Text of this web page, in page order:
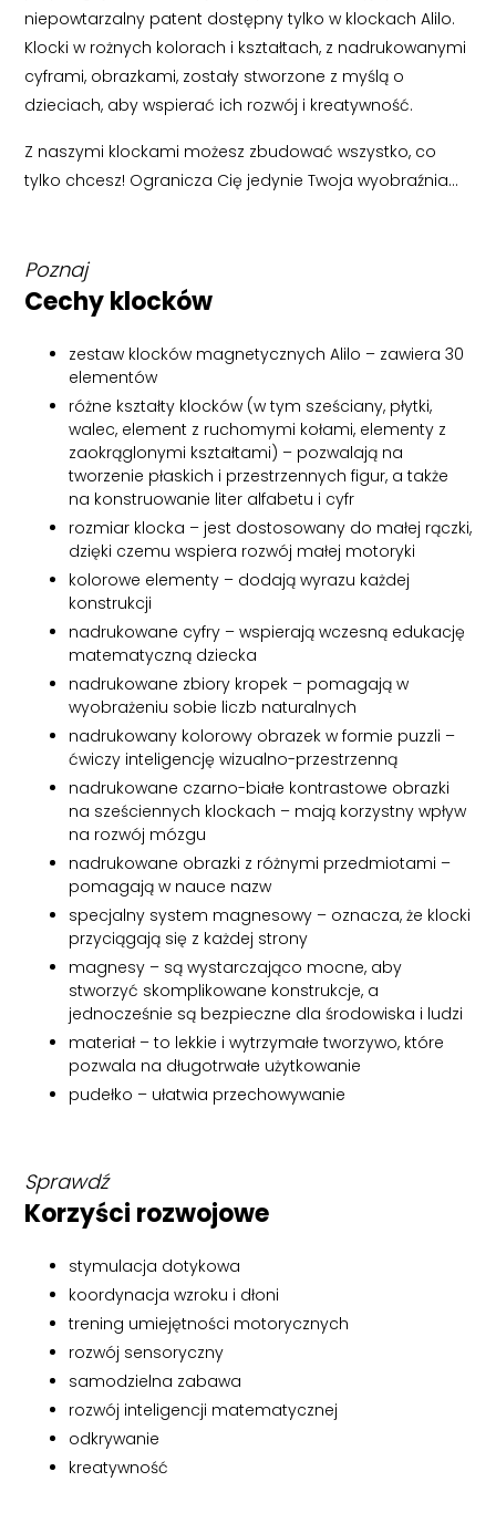
niepowtarzalny patent dostępny tylko w klockach Alilo.
Klocki w rożnych kolorach i kształtach, z nadrukowanymi
cyframi, obrazkami, zostały stworzone z myślą o
dzieciach, aby wspierać ich rozwój i kreatywność.
Z naszymi klockami możesz zbudować wszystko, co
tylko chcesz! Ogranicza Cię jedynie Twoja wyobraźnia…
Poznaj
Cechy klocków
zestaw klocków magnetycznych Alilo – zawiera 30
elementów
różne kształty klocków (w tym sześciany, płytki,
walec, element z ruchomymi kołami, elementy z
zaokrąglonymi kształtami) – pozwalają na
tworzenie płaskich i przestrzennych figur, a także
na konstruowanie liter alfabetu i cyfr
rozmiar klocka – jest dostosowany do małej rączki,
dzięki czemu wspiera rozwój małej motoryki
kolorowe elementy – dodają wyrazu każdej
konstrukcji
nadrukowane cyfry – wspierają wczesną edukację
matematyczną dziecka
nadrukowane zbiory kropek – pomagają w
wyobrażeniu sobie liczb naturalnych
nadrukowany kolorowy obrazek w formie puzzli –
ćwiczy inteligencję wizualno-przestrzenną
nadrukowane czarno-białe kontrastowe obrazki
na sześciennych klockach – mają korzystny wpływ
na rozwój mózgu
nadrukowane obrazki z różnymi przedmiotami –
pomagają w nauce nazw
specjalny system magnesowy – oznacza, że klocki
przyciągają się z każdej strony
magnesy – są wystarczająco mocne, aby
stworzyć skomplikowane konstrukcje, a
jednocześnie są bezpieczne dla środowiska i ludzi
materiał – to lekkie i wytrzymałe tworzywo, które
pozwala na długotrwałe użytkowanie
pudełko – ułatwia przechowywanie
Sprawdź
Korzyści rozwojowe
stymulacja dotykowa
koordynacja wzroku i dłoni
trening umiejętności motorycznych
rozwój sensoryczny
samodzielna zabawa
rozwój inteligencji matematycznej
odkrywanie
kreatywność